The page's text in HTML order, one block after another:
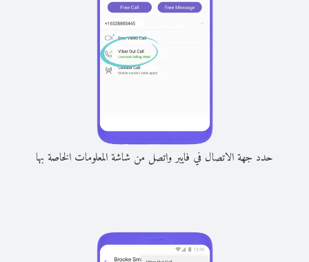
حدد جهة الاتصال في فايبر واتصل من شاشة المعلومات الخاصة بها